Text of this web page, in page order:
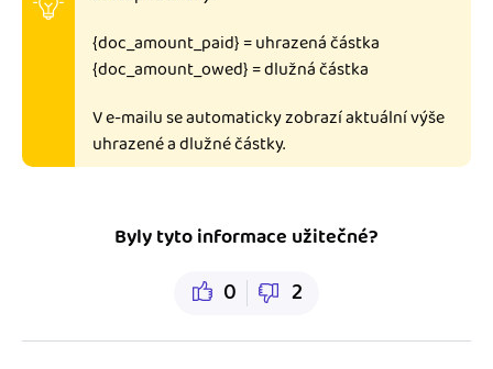
{doc_amount_paid} = uhrazená částka
{doc_amount_owed} = dlužná částka
V e-mailu se automaticky zobrazí aktuální výše
uhrazené a dlužné částky.
Byly tyto informace užitečné?
0 2